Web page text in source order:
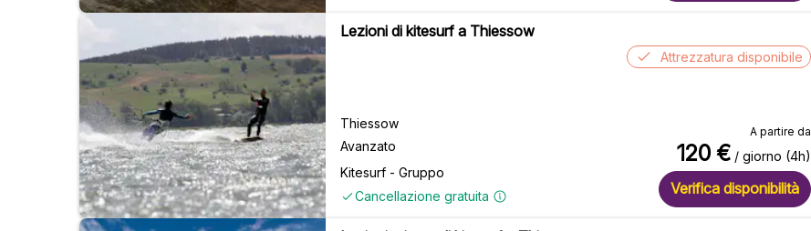
Lezioni di kitesurf a Thiessow
Thiessow
Avanzato
Kitesurf - Gruppo
Cancellazione gratuita
Attrezzatura disponibile
A partire da
120 € / giorno (4h)
Verifica disponibilità